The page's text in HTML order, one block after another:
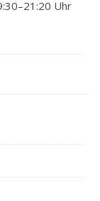
Uhr